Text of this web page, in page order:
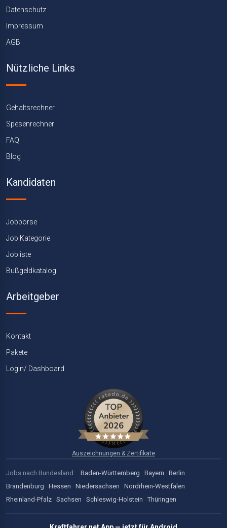
Datenschutz
Impressum
AGB
Nützliche Links
Gehaltsrechner
Spesenrechner
FAQ
Blog
Kandidaten
Jobbörse
Job Kategorie
Jobliste
Bußgeldkatalog
Arbeitgeber
Kontakt
Pakete
Login/ Dashboard
Auszeichnungen & Zertifikate
Jobs nach Bundesland: Baden-Württemberg · Bayern · Berlin ·
Brandenburg · Hessen · Niedersachsen · Nordrhein-Westfalen ·
Rheinland-Pfalz · Sachsen · Schleswig-Holstein · Thüringen